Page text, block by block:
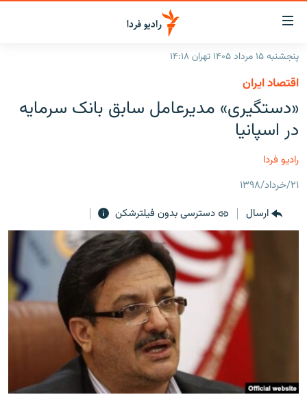
لینک‌های
قابلیت
دسترسی
بازگشت
منوی
اصلی
رفتن
به
صفحه
جهان
فرکانس‌ها
پادکست
چندرسانه‌ای
گزارش‌های تصویری
گزارش‌های ویدئویی
زنان فردا
به ما بپیوندید
زبان‌های دیگر
پنجشنبه ۱۵ مرداد ۱۴۰۵ تهران ۱۴:۱۸
اقتصاد ایران
«دستگیری» مدیرعامل سابق بانک سرمایه
در اسپانیا
رادیو فردا
۲۱/خرداد/۱۳۹۸
ارسال
دسترسی بدون فیلترشکن